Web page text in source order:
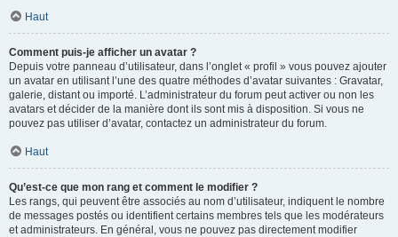
Haut
Comment puis-je afficher un avatar ?
Depuis votre panneau d’utilisateur, dans l’onglet « profil » vous pouvez ajouter
un avatar en utilisant l’une des quatre méthodes d’avatar suivantes : Gravatar,
galerie, distant ou importé. L’administrateur du forum peut activer ou non les
avatars et décider de la manière dont ils sont mis à disposition. Si vous ne
pouvez pas utiliser d’avatar, contactez un administrateur du forum.
Haut
Qu’est-ce que mon rang et comment le modifier ?
Les rangs, qui peuvent être associés au nom d’utilisateur, indiquent le nombre
de messages postés ou identifient certains membres tels que les modérateurs
et administrateurs. En général, vous ne pouvez pas directement modifier